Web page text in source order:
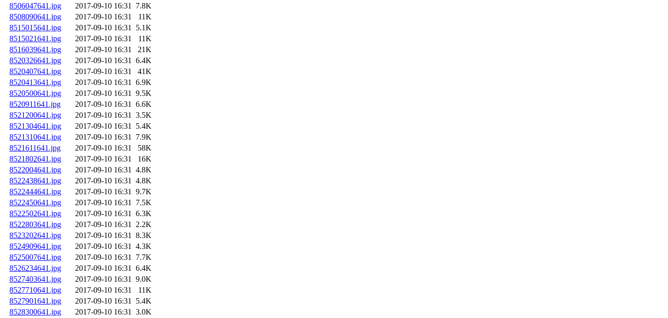
8506047641.jpg
2017-09-10 16:31 7.8K
8508090641.jpg
2017-09-10 16:31
11K
8515015641.jpg
2017-09-10 16:31 5.1K
8515021641.jpg
2017-09-10 16:31
11K
8516039641.jpg
2017-09-10 16:31
21K
8520326641.jpg
2017-09-10 16:31 6.4K
8520407641.jpg
2017-09-10 16:31
41K
8520413641.jpg
2017-09-10 16:31 6.9K
8520500641.jpg
2017-09-10 16:31 9.5K
8520911641.jpg
2017-09-10 16:31 6.6K
8521200641.jpg
2017-09-10 16:31 3.5K
8521304641.jpg
2017-09-10 16:31 5.4K
8521310641.jpg
2017-09-10 16:31 7.9K
8521611641.jpg
2017-09-10 16:31
58K
8521802641.jpg
2017-09-10 16:31
16K
8522004641.jpg
2017-09-10 16:31 4.8K
8522438641.jpg
2017-09-10 16:31 4.8K
8522444641.jpg
2017-09-10 16:31 9.7K
8522450641.jpg
2017-09-10 16:31 7.5K
8522502641.jpg
2017-09-10 16:31 6.3K
8522803641.jpg
2017-09-10 16:31 2.2K
8523202641.jpg
2017-09-10 16:31 8.3K
8524909641.jpg
2017-09-10 16:31 4.3K
8525007641.jpg
2017-09-10 16:31 7.7K
8526234641.jpg
2017-09-10 16:31 6.4K
8527403641.jpg
2017-09-10 16:31 9.0K
8527710641.jpg
2017-09-10 16:31
11K
8527901641.jpg
2017-09-10 16:31 5.4K
8528300641.jpg
2017-09-10 16:31 3.0K